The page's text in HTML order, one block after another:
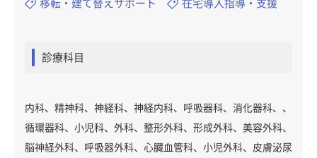
移転・建て替えサポート 在宅導入指導・支援
診療科目
内科、精神科、神経科、神経内科、呼吸器科、消化器科、、
循環器科、小児科、外科、整形外科、形成外科、美容外科、
脳神経外科、呼吸器外科、心臓血管科、小児外科、皮膚泌尿